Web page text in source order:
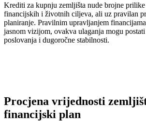
Krediti za kupnju zemljišta nude brojne prilike
financijskih i životnih ciljeva, ali uz pravilan
planiranje. Pravilnim upravljanjem
jasnom vizijom, ovakva ulaganja mogu
poslovanja i dugoročne stabilnosti.
Procjena vrijednosti
financijski plan